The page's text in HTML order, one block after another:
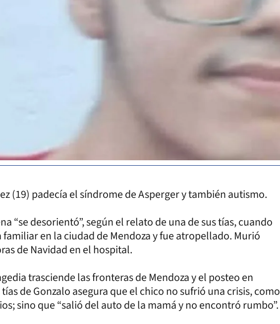
(19) padecía el síndrome de Asperger y también autismo.
“se desorientó”, según el relato de una de sus tías, cuando
familiar en la ciudad de Mendoza y fue atropellado. Murió
de Navidad en el hospital.
trasciende las fronteras de Mendoza y el posteo en
de Gonzalo asegura que el chico no sufrió una crisis, como
sino que “salió del auto de la mamá y no encontró rumbo”.